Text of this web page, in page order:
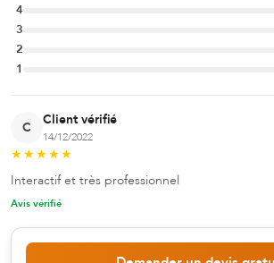
4
3
2
1
C Client vérifié
14/12/2022
★★★★★
Interactif et très professionnel
Avis vérifié